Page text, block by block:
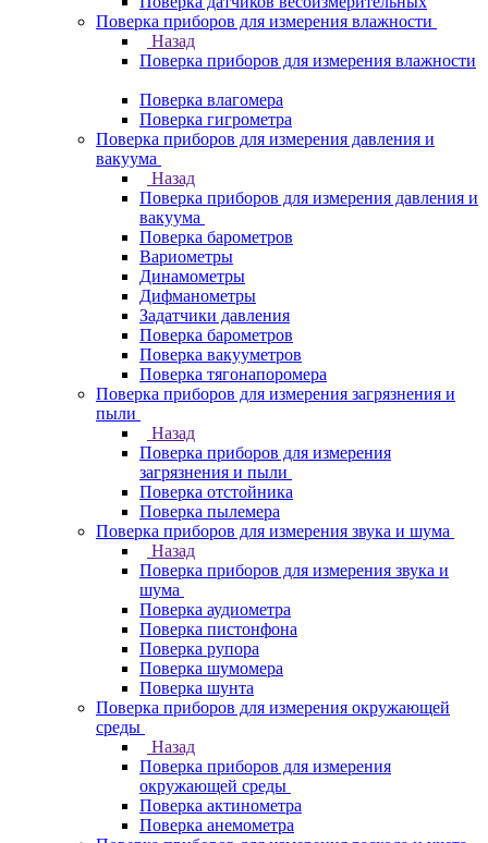
Поверка приборов для измерения влажности
Назад
Поверка приборов для измерения влажности
Поверка влагомера
Поверка гигрометра
Поверка приборов для измерения давления и
вакуума
Назад
Поверка приборов для измерения давления и
вакуума
Поверка барометров
Вариометры
Динамометры
Дифманометры
Задатчики давления
Поверка барометров
Поверка вакууметров
Поверка тягонапоромера
Поверка приборов для измерения загрязнения и
пыли
Назад
Поверка приборов для измерения
загрязнения и пыли
Поверка отстойника
Поверка пылемера
Поверка приборов для измерения звука и шума
Назад
Поверка приборов для измерения звука и
шума
Поверка аудиометра
Поверка пистонфона
Поверка рупора
Поверка шумомера
Поверка шунта
Поверка приборов для измерения окружающей
среды
Назад
Поверка приборов для измерения
окружающей среды
Поверка актинометра
Поверка анемометра